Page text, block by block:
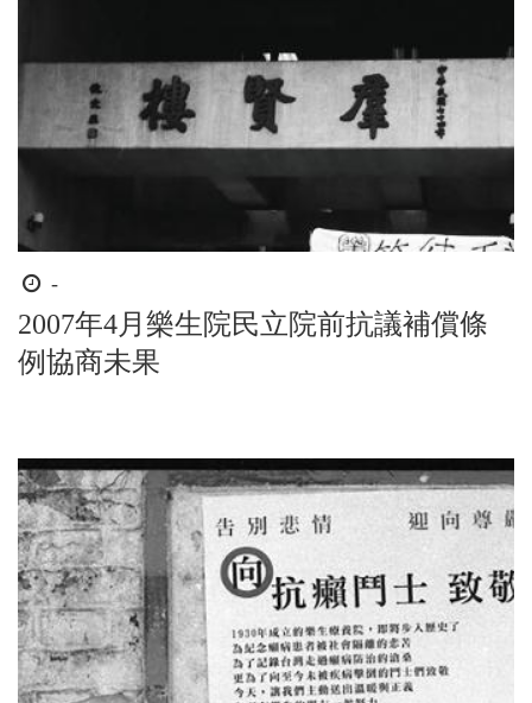
時
間
起
迄
-
2007年4月樂生院民立院前抗議補償條
例協商未果